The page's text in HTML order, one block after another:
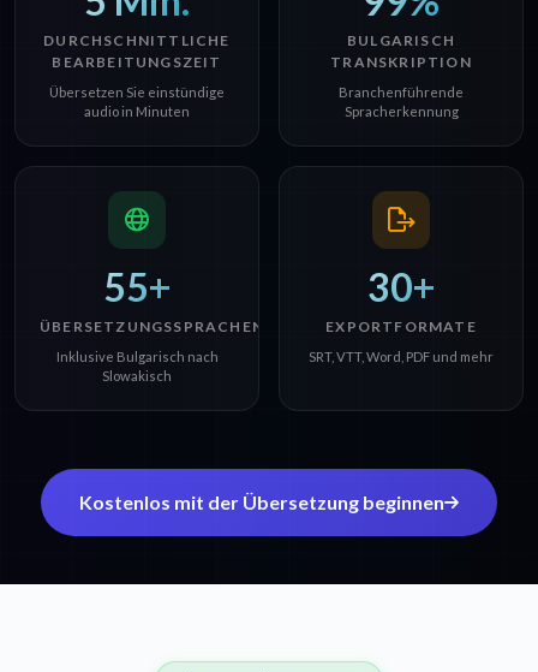
DURCHSCHNITTLICHE
BEARBEITUNGSZEIT
Übersetzen Sie einstündige
audio in Minuten
BULGARISCH
TRANSKRIPTION
Branchenführende
Spracherkennung
55+
ÜBERSETZUNGSSPRACHEN
Inklusive Bulgarisch nach
Slowakisch
30+
EXPORTFORMATE
SRT, VTT, Word, PDF und mehr
Kostenlos mit der Übersetzung beginnen